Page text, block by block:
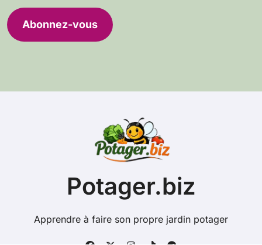
e
s
Abonnez-vous
Potager.biz
Apprendre à faire son propre jardin potager